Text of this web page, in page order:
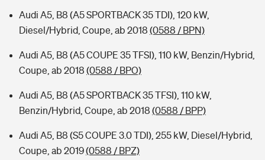
Audi A5, B8 (A5 SPORTBACK 35 TDI), 120 kW,
Diesel/Hybrid, Coupe, ab 2018 (0588 / BPN)
Audi A5, B8 (A5 COUPE 35 TFSI), 110 kW, Benzin/Hybrid,
Coupe, ab 2018 (0588 / BPO)
Audi A5, B8 (A5 SPORTBACK 35 TFSI), 110 kW,
Benzin/Hybrid, Coupe, ab 2018 (0588 / BPP)
Audi A5, B8 (S5 COUPE 3.0 TDI), 255 kW, Diesel/Hybrid,
Coupe, ab 2019(0588 / BPZ)